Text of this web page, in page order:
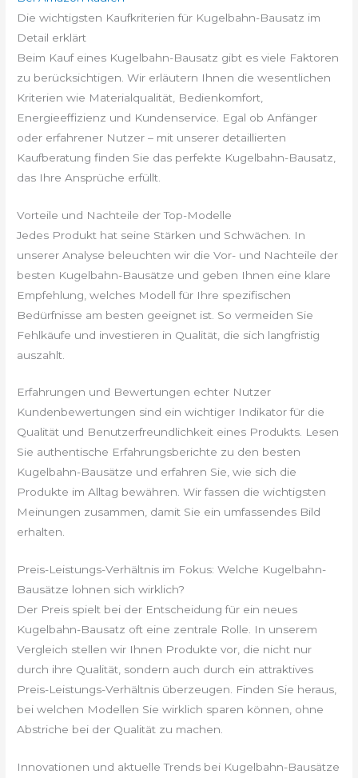
Die wichtigsten Kaufkriterien für Kugelbahn-Bausatz im
Detail erklärt
Beim Kauf eines Kugelbahn-Bausatz gibt es viele Faktoren
zu berücksichtigen. Wir erläutern Ihnen die wesentlichen
Kriterien wie Materialqualität, Bedienkomfort,
Energieeffizienz und Kundenservice. Egal ob Anfänger
oder erfahrener Nutzer – mit unserer detaillierten
Kaufberatung finden Sie das perfekte Kugelbahn-Bausatz,
das Ihre Ansprüche erfüllt.
Vorteile und Nachteile der Top-Modelle
Jedes Produkt hat seine Stärken und Schwächen. In
unserer Analyse beleuchten wir die Vor- und Nachteile der
besten Kugelbahn-Bausätze und geben Ihnen eine klare
Empfehlung, welches Modell für Ihre spezifischen
Bedürfnisse am besten geeignet ist. So vermeiden Sie
Fehlkäufe und investieren in Qualität, die sich langfristig
auszahlt.
Erfahrungen und Bewertungen echter Nutzer
Kundenbewertungen sind ein wichtiger Indikator für die
Qualität und Benutzerfreundlichkeit eines Produkts. Lesen
Sie authentische Erfahrungsberichte zu den besten
Kugelbahn-Bausätze und erfahren Sie, wie sich die
Produkte im Alltag bewähren. Wir fassen die wichtigsten
Meinungen zusammen, damit Sie ein umfassendes Bild
erhalten.
Preis-Leistungs-Verhältnis im Fokus: Welche Kugelbahn-
Bausätze lohnen sich wirklich?
Der Preis spielt bei der Entscheidung für ein neues
Kugelbahn-Bausatz oft eine zentrale Rolle. In unserem
Vergleich stellen wir Ihnen Produkte vor, die nicht nur
durch ihre Qualität, sondern auch durch ein attraktives
Preis-Leistungs-Verhältnis überzeugen. Finden Sie heraus,
bei welchen Modellen Sie wirklich sparen können, ohne
Abstriche bei der Qualität zu machen.
Innovationen und aktuelle Trends bei Kugelbahn-Bausätze